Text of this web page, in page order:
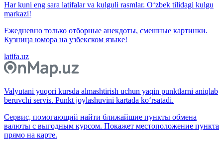
Har kuni eng sara latifalar va kulguli rasmlar. O‘zbek tilidagi kulgu
markazi!
Ежедневно только отборные анекдоты, смешные картинки.
Кузница юмора на узбекском языке!
latifa.uz
Valyutani yuqori kursda almashtirish uchun yaqin punktlarni aniqlab
beruvchi servis. Punkt joylashuvini kartada ko‘rsatadi.
Сервис, помогающий найти ближайшие пункты обмена
валюты с выгодным курсом. Покажет местоположение пункта
прямо на карте.